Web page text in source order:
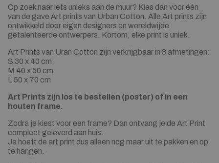
Op zoek naar iets unieks aan de muur? Kies dan voor één
van de gave Art prints van Urban Cotton. Alle Art prints zijn
ontwikkeld door eigen designers en wereldwijde
getalenteerde ontwerpers. Kortom, elke print is uniek.
Art Prints van Uran Cotton zijn verkrijgbaar in 3 afmetingen:
S 30 x 40 cm
M 40 x 50 cm
L 50 x 70 cm
Art Prints zijn los te bestellen (poster) of in een
houten frame.
Zodra je kiest voor een frame? Dan ontvang je de Art Print
compleet geleverd aan huis.
Je hoeft de art print dus alleen nog maar uit te pakken en op
te hangen.